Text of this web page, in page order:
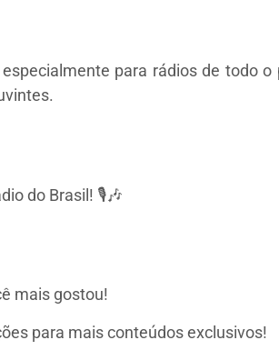
para rádios de todo
do Brasil! 🎙️🎶
mais gostou!
para mais conteúdos exclusivos!